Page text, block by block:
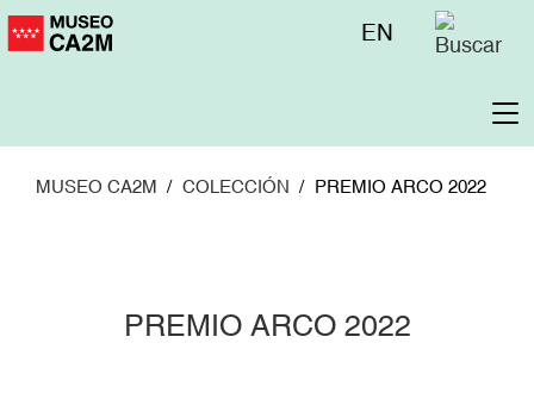
Pasar
Menú
EN
MUSEO CA2M COLECCIÓN PREMIO ARCO 2022
PREMIO ARCO 2022